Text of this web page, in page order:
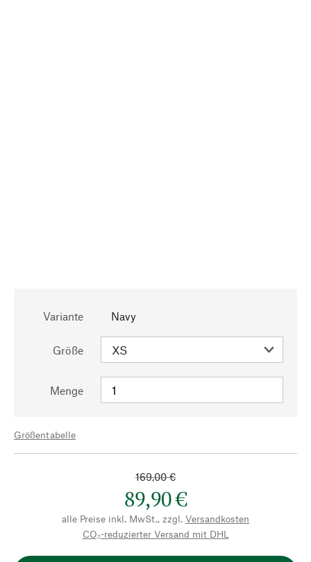
Variante Navy
Größe
Menge
Größentabelle
169,00 €
89,90 €
alle Preise inkl. MwSt., zzgl. Versandkosten
CO₂-reduzierter Versand mit DHL